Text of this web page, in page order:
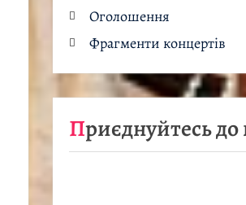
Оголошення
Фрагменти концертів
Приєднуйтесь до